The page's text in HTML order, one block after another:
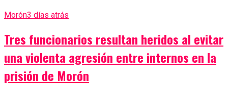
Morón3 días atrás
Tres funcionarios resultan heridos al evitar
una violenta agresión entre internos en la
prisión de Morón